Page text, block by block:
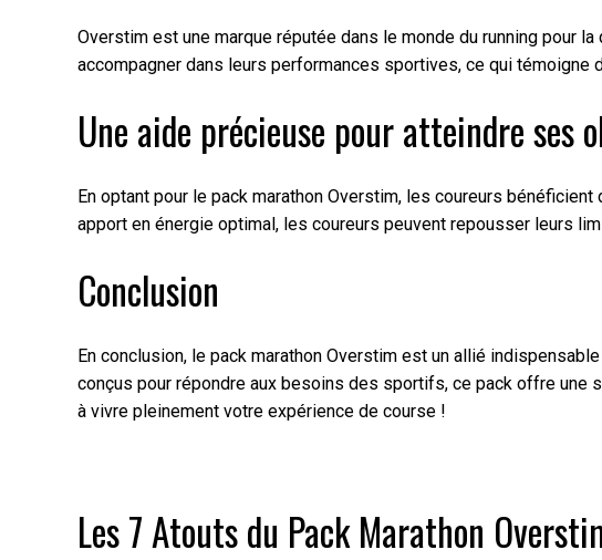
Overstim est une marque réputée dans le monde du running pour
accompagner dans leurs performances sportives, ce qui témoigne
Une aide précieuse pour atteindre ses
En optant pour le pack marathon Overstim, les coureurs
apport en énergie optimal, les coureurs peuvent repousser leurs
Conclusion
En conclusion, le pack marathon Overstim est un allié
conçus pour répondre aux besoins des sportifs, ce pack offre une
à vivre pleinement votre expérience de course !
Les 7 Atouts du Pack Marathon